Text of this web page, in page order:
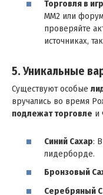
Торговля в
MM2 или
проверяйте
источниках,
5. Уникальные
Существуют особые
вручались во время
подлежат торговле и
Синий Сахар:
лидерборде.
Бронзовый
Серебряный